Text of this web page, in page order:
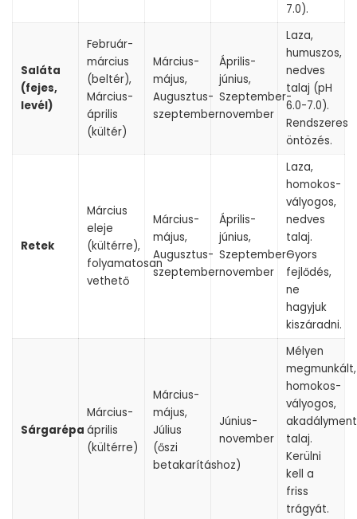
7.0).
Saláta
(fejes,
levél)
Február-
március
(beltér),
Március-
április
(kültér)
Március-
május,
Augusztus-
szeptember
Április-
június,
Szeptember-
november
Laza,
humuszos,
nedves
talaj (pH
6.0-7.0).
Rendszeres
öntözés.
Retek
Március
eleje
(kültérre),
folyamatosan
vethető
Március-
május,
Augusztus-
szeptember
Április-
június,
Szeptember-
november
Laza,
homokos-
vályogos,
nedves
talaj.
Gyors
fejlődés,
ne
hagyjuk
kiszáradni.
Sárgarépa
Március-
április
(kültérre)
Március-
május,
Július
(őszi
betakarításhoz)
Június-
november
Mélyen
megmunkált,
homokos-
vályogos,
talaj.
Kerülni
kell a
friss
trágyát.